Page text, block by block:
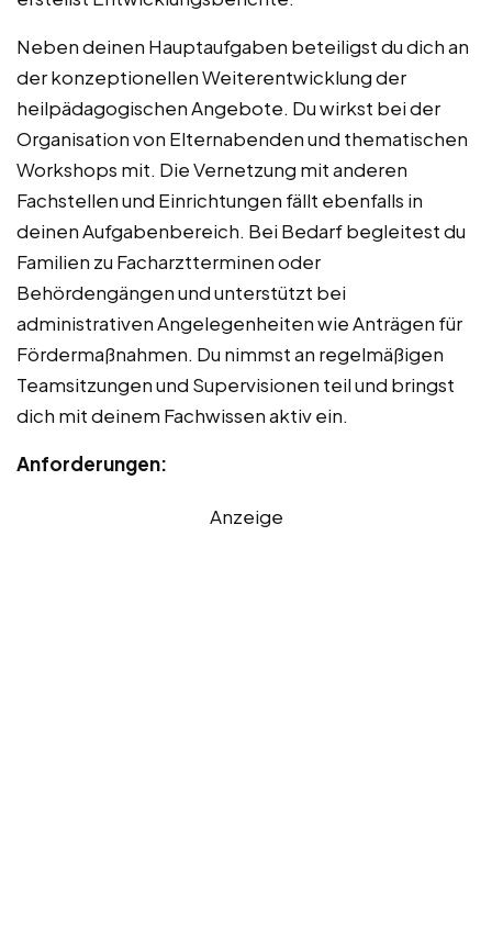
Neben deinen Hauptaufgaben beteiligst du dich an
der konzeptionellen Weiterentwicklung der
heilpädagogischen Angebote. Du wirkst bei der
Organisation von Elternabenden und thematischen
Workshops mit. Die Vernetzung mit anderen
Fachstellen und Einrichtungen fällt ebenfalls in
deinen Aufgabenbereich. Bei Bedarf begleitest du
Familien zu Facharztterminen oder
Behördengängen und unterstützt bei
administrativen Angelegenheiten wie Anträgen für
Fördermaßnahmen. Du nimmst an regelmäßigen
Teamsitzungen und Supervisionen teil und bringst
dich mit deinem Fachwissen aktiv ein.
Anforderungen:
Anzeige